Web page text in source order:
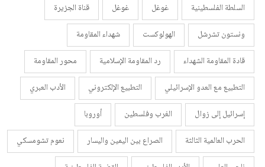
السلطة الفلسطينية
غوغل غوغل
قناة الجزيرة
ونستون تشرشل
الهولوكست
شهداء المقاومة
قادة المقاومة الشهداء
رد المقاومة الإسلامية
محور المقاومة
التطبيع مع العدو الإسرائيلي
التطبيع الإلكتروني
الأدب العبري
إسرائيل إلى زوال
الغرب وفلسطين
أوروبا
الحرب العالمية الثالثة
الصراع بين اليمين واليسار
نعوم تشومسكي